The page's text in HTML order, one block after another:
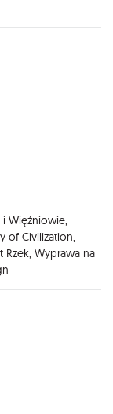
i Więźniowie,
of Civilization,
Rzek, Wyprawa na